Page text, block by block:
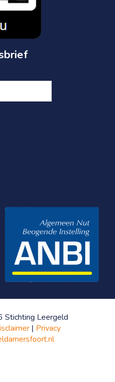
Leergeld
| Privacy